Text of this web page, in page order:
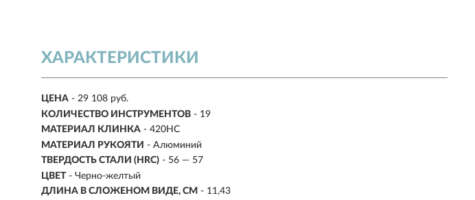
ХАРАКТЕРИСТИКИ
ЦЕНА - 29 108 руб.
КОЛИЧЕСТВО ИНСТРУМЕНТОВ - 19
МАТЕРИАЛ КЛИНКА - 420HC
МАТЕРИАЛ РУКОЯТИ - Алюминий
ТВЕРДОСТЬ СТАЛИ (HRC) - 56 — 57
ЦВЕТ - Черно-желтый
ДЛИНА В СЛОЖЕНОМ ВИДЕ, СМ - 11,43